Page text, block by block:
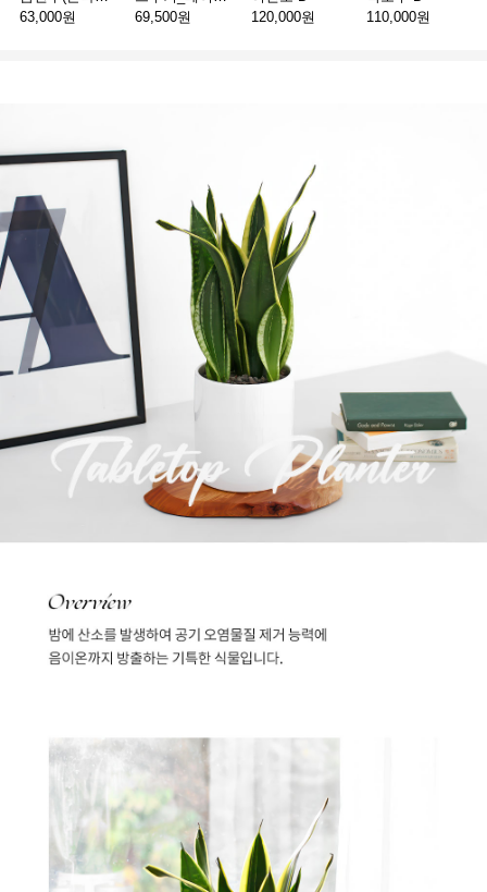
63,000원
69,500원
120,000원
110,000원